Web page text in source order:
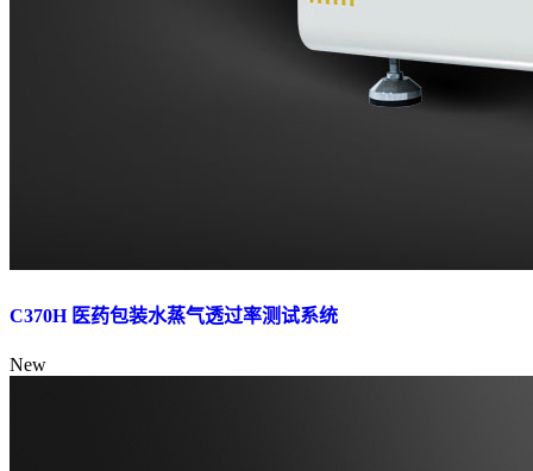
C370H 医药包装水蒸气透过率测试系统
New